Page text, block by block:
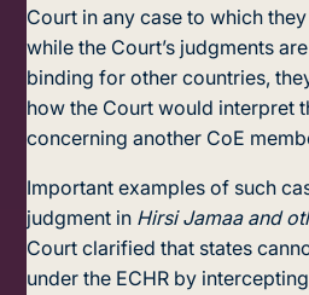
Court in any case to which
while the Court’s judgments
binding for other countries,
how the Court would interpret
concerning another CoE
Important examples of such
judgment in Hirsi Jamaa and
Court clarified that states
under the ECHR by